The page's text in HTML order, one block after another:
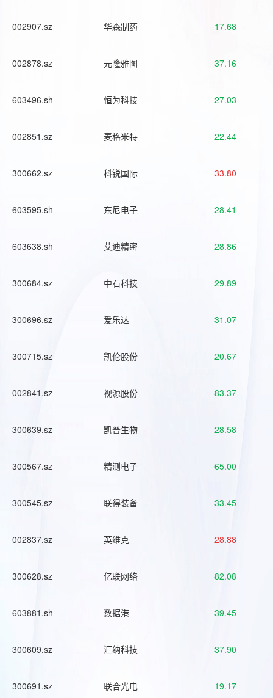
002907.sz 华森制药 17.68
002878.sz 元隆雅图 37.16
603496.sh 恒为科技 27.03
002851.sz 麦格米特 22.44
300662.sz 科锐国际 33.80
603595.sh 东尼电子 28.41
603638.sh 艾迪精密 28.86
300684.sz 中石科技 29.89
300696.sz 爱乐达 31.07
300715.sz 凯伦股份 20.67
002841.sz 视源股份 83.37
300639.sz 凯普生物 28.58
300567.sz 精测电子 65.00
300545.sz 联得装备 33.45
002837.sz 英维克 28.88
300628.sz 亿联网络 82.08
603881.sh 数据港 39.45
300609.sz 汇纳科技 37.90
300691.sz 联合光电 19.17